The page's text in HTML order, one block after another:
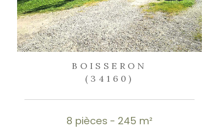
BOISSERON
(34160)
8 pièces - 245 m²